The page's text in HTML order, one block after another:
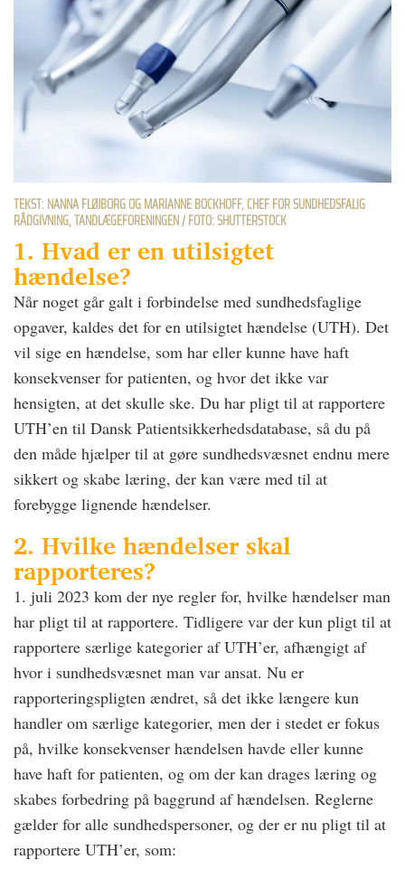
TEKST: NANNA FLØJBORG OG MARIANNE BOCKHOFF, CHEF FOR SUNDHEDSFALIG
RÅDGIVNING, TANDLÆGEFORENINGEN / FOTO: SHUTTERSTOCK
1. Hvad er en utilsigtet
hændelse?
Når noget går galt i forbindelse med sundhedsfaglige
opgaver, kaldes det for en utilsigtet hændelse (UTH). Det
vil sige en hændelse, som har eller kunne have haft
konsekvenser for patienten, og hvor det ikke var
hensigten, at det skulle ske. Du har pligt til at rapportere
UTH’en til Dansk Patientsikkerhedsdatabase, så du på
den måde hjælper til at gøre sundhedsvæsnet endnu mere
sikkert og skabe læring, der kan være med til at
forebygge lignende hændelser.
2. Hvilke hændelser skal
rapporteres?
1. juli 2023 kom der nye regler for, hvilke hændelser man
har pligt til at rapportere. Tidligere var der kun pligt til at
rapportere særlige kategorier af UTH’er, afhængigt af
hvor i sundhedsvæsnet man var ansat. Nu er
rapporteringspligten ændret, så det ikke længere kun
handler om særlige kategorier, men der i stedet er fokus
på, hvilke konsekvenser hændelsen havde eller kunne
have haft for patienten, og om der kan drages læring og
skabes forbedring på baggrund af hændelsen. Reglerne
gælder for alle sundhedspersoner, og der er nu pligt til at
rapportere UTH’er, som: